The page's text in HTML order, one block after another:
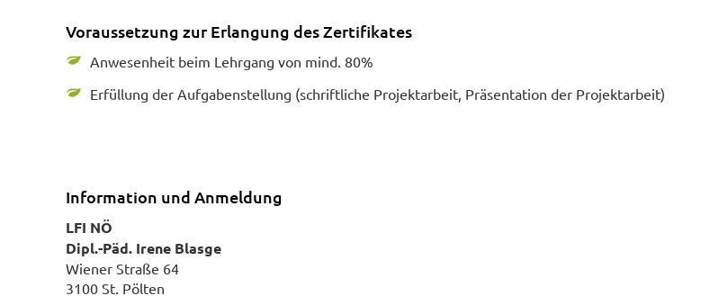
Voraussetzung zur Erlangung des Zertifikates
Anwesenheit beim Lehrgang von mind. 80%
Erfüllung der Aufgabenstellung (schriftliche Projektarbeit, Präsentation der Projektarbeit)
Information und Anmeldung
LFI NÖ
Dipl.-Päd. Irene Blasge
Wiener Straße 64
3100 St. Pölten